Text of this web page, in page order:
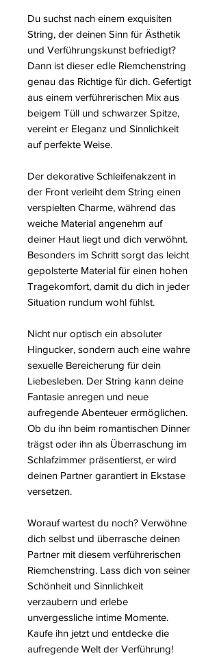
Du suchst nach einem exquisiten
String, der deinen Sinn für Ästhetik
und Verführungskunst befriedigt?
Dann ist dieser edle Riemchenstring
genau das Richtige für dich. Gefertigt
aus einem verführerischen Mix aus
beigem Tüll und schwarzer Spitze,
vereint er Eleganz und Sinnlichkeit
auf perfekte Weise.
Der dekorative Schleifenakzent in
der Front verleiht dem String einen
verspielten Charme, während das
weiche Material angenehm auf
deiner Haut liegt und dich verwöhnt.
Besonders im Schritt sorgt das leicht
gepolsterte Material für einen hohen
Tragekomfort, damit du dich in jeder
Situation rundum wohl fühlst.
Nicht nur optisch ein absoluter
Hingucker, sondern auch eine wahre
sexuelle Bereicherung für dein
Liebesleben. Der String kann deine
Fantasie anregen und neue
aufregende Abenteuer ermöglichen.
Ob du ihn beim romantischen Dinner
trägst oder ihn als Überraschung im
Schlafzimmer präsentierst, er wird
deinen Partner garantiert in Ekstase
versetzen.
Worauf wartest du noch? Verwöhne
dich selbst und überrasche deinen
Partner mit diesem verführerischen
Riemchenstring. Lass dich von seiner
Schönheit und Sinnlichkeit
verzaubern und erlebe
unvergessliche intime Momente.
Kaufe ihn jetzt und entdecke die
aufregende Welt der Verführung!